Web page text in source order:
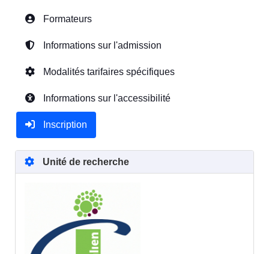
Formateurs
Informations sur l'admission
Modalités tarifaires spécifiques
Informations sur l'accessibilité
Inscription
Unité de recherche